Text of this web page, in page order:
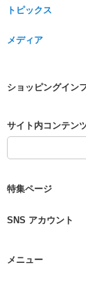
トピックス
メディア
ショッピングイン
サイト内コンテン
特集ページ
SNS アカウント
メニュー